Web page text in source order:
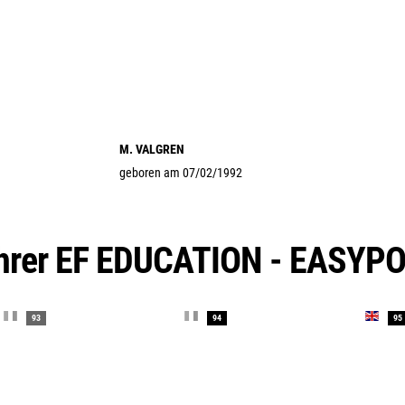
M. VALGREN
geboren am 07/02/1992
EF EDUCATION -
93 94 95